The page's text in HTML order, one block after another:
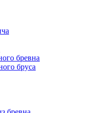
бревна
бруса